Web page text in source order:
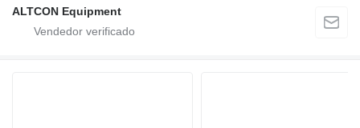
ALTCON Equipment